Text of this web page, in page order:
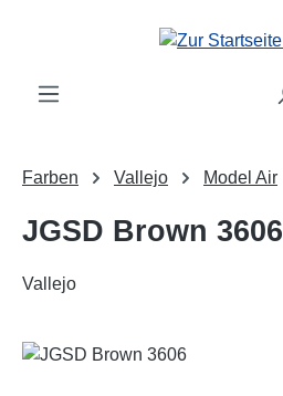
Zum Hauptinhalt springen
Farben Vallejo Model Air
JGSD Brown 3606
Vallejo
Bildergalerie überspringen